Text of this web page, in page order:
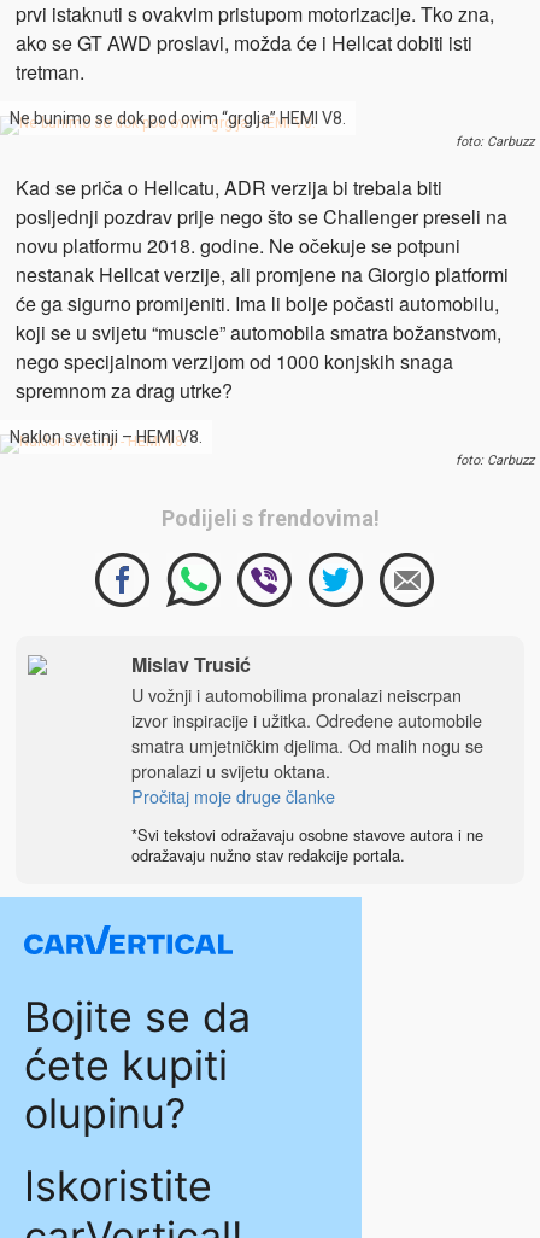
prvi istaknuti s ovakvim pristupom motorizacije. Tko zna,
ako se GT AWD proslavi, možda će i Hellcat dobiti isti
tretman.
Ne bunimo se dok pod ovim “grglja” HEMI V8.
foto: Carbuzz
Kad se priča o Hellcatu, ADR verzija bi trebala biti
posljednji pozdrav prije nego što se Challenger preseli na
novu platformu 2018. godine. Ne očekuje se potpuni
nestanak Hellcat verzije, ali promjene na Giorgio platformi
će ga sigurno promijeniti. Ima li bolje počasti automobilu,
koji se u svijetu “muscle” automobila smatra božanstvom,
nego specijalnom verzijom od 1000 konjskih snaga
spremnom za drag utrke?
Naklon svetinji – HEMI V8.
foto: Carbuzz
Podijeli s frendovima!
Mislav Trusić
U vožnji i automobilima pronalazi neiscrpan
izvor inspiracije i užitka. Određene automobile
smatra umjetničkim djelima. Od malih nogu se
pronalazi u svijetu oktana.
Pročitaj moje druge članke
*Svi tekstovi odražavaju osobne stavove autora i ne
odražavaju nužno stav redakcije portala.